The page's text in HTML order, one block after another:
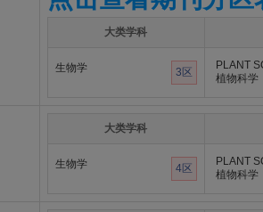
大类学科
生物学 3区
PLANT
植物科学
大类学科
生物学 4区
PLANT
植物科学